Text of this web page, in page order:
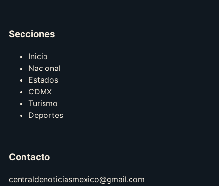
Secciones
Inicio
Nacional
Estados
CDMX
Turismo
Deportes
Contacto
centraldenoticiasmexico@gmail.com